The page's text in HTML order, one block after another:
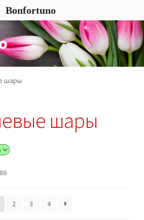
шары
шары
2 3 4
Bonfortuno